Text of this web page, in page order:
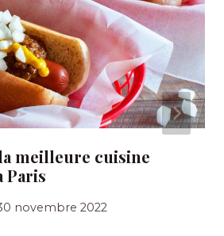
meilleure cuisine
Paris
novembre 2022